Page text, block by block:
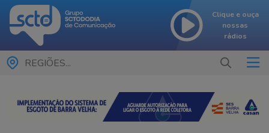
Clique e ouça
nossas
rádios
REGIÕES...